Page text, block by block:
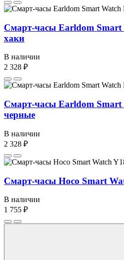
Смарт-часы Earldom Smart
хаки
В наличии
2 328 ₽
Смарт-часы Earldom Smart
черные
В наличии
2 328 ₽
Смарт-часы Hoco Smart
В наличии
1 755 ₽